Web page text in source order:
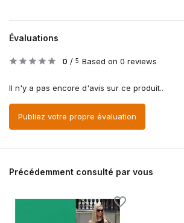
Évaluations
0 / 5 Based on 0 reviews
Il n'y a pas encore d'avis sur ce produit..
Publiez votre propre évaluation
Précédemment consulté par vous